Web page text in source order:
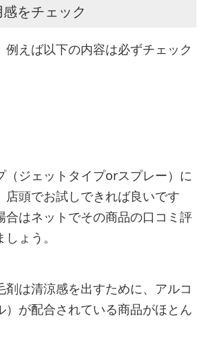
をチェック
例えば以下の内容は必ずチェック
（ジェットタイプorスプレー）に
店頭でお試しできれば良いです
合はネットでその商品の口コミ評
ょう。
剤は清涼感を出すために、アルコ
）が配合されている商品がほとん